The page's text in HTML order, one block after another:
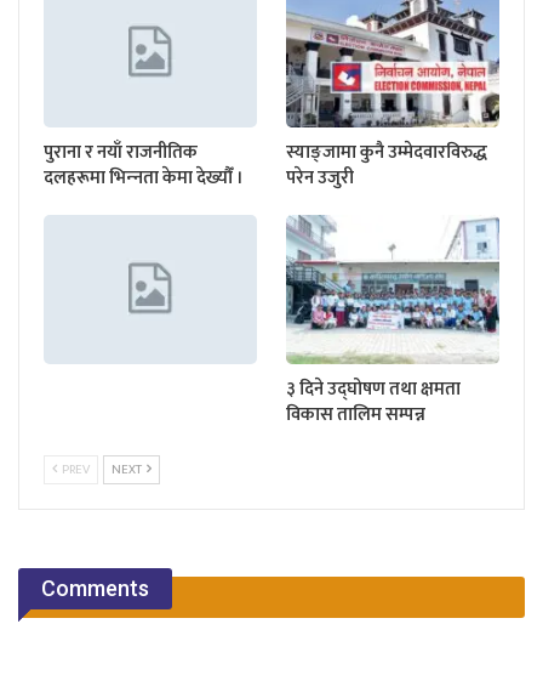
पुराना र नयाँ राजनीतिक
दलहरूमा भिन्‍नता केमा देख्यौँ ।
स्याङ्जामा कुनै उम्मेदवारविरुद्ध
परेन उजुरी
३ दिने उद्घोषण तथा क्षमता
विकास तालिम सम्पन्न
PREV NEXT
Comments